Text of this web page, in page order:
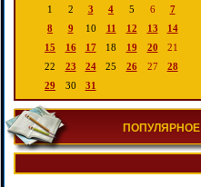
1
2 3 4 5 6
7
8
9 10 11 12 13
14
15
16 17 18 19 20
21
22
23 24 25 26 27
28
29
30 31
ПОПУЛЯРНОЕ